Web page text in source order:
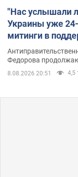
"Нас услышали
Украины уже
митинги в
Федорова
8.08.2026 20:51 4,5